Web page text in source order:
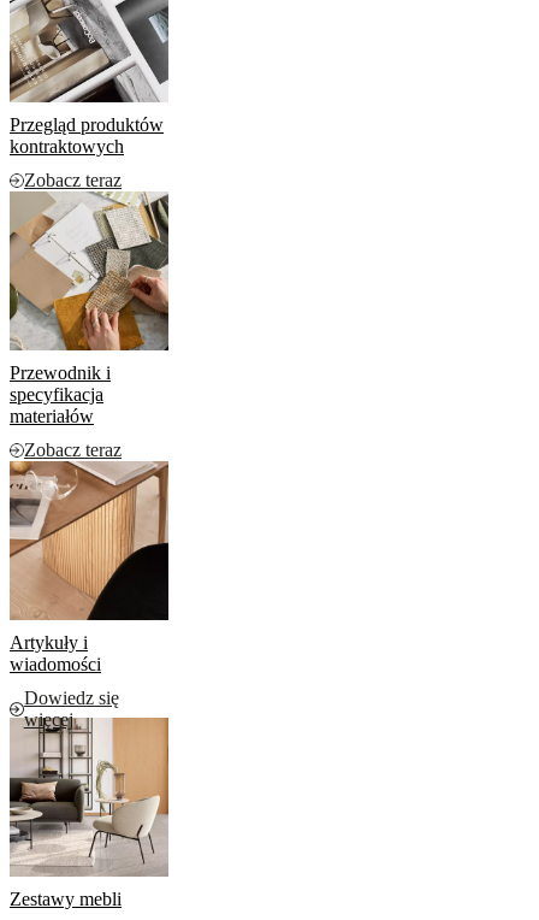
Przegląd produktów
kontraktowych
Zobacz teraz
Przewodnik i
specyfikacja
materiałów
Zobacz teraz
Artykuły i
wiadomości
Dowiedz się
więcej
Zestawy mebli